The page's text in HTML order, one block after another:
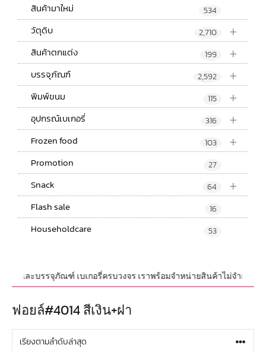
สินค้ามาใหม่ 534
+
วัตุดิบ 2,710
+
สินค้าตกแต่ง 199
+
บรรจุภัณฑ์ 2,592
+
พิมพ์ขนม 115
+
อุปกรณ์เบเกอรี่ 316
+
Frozen food 103
Promotion 27
+
Snack 64
Flash sale 16
Householdcare 53
ณ์ และบรรจุภัณฑ์ เบเกอรี่ครบวงจร เราพร้อมจำหน่ายสินค้าไม่จำกัดจำ
ฟอยล์#4014 สีเงิน+ฝา